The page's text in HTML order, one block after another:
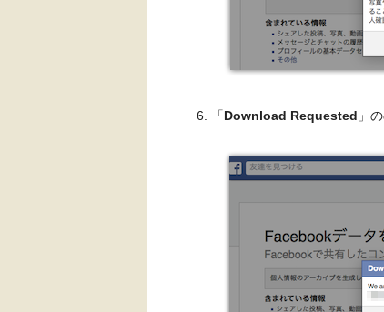
「Download Requested 」